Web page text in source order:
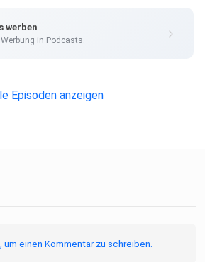
werben
in Podcasts.
Episoden anzeigen
um einen Kommentar zu schreiben.